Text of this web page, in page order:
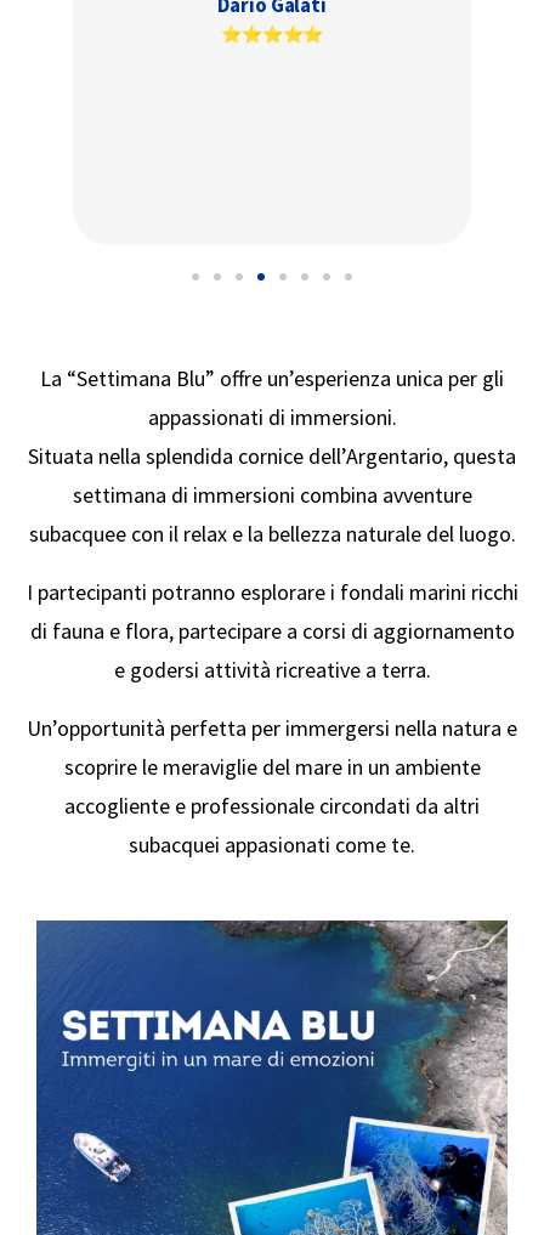
l'escursione. Un'attività che mi tenta
davvero per una futura escursione. Tutto
La “Settimana Blu” offre un’esperienza unica per gli
appassionati di immersioni.
Situata nella splendida cornice dell’Argentario, questa
settimana di immersioni combina avventure
subacquee con il relax e la bellezza naturale del luogo.
I partecipanti potranno esplorare i fondali marini ricchi
di fauna e flora, partecipare a corsi di aggiornamento
e godersi attività ricreative a terra.
Un’opportunità perfetta per immergersi nella natura e
scoprire le meraviglie del mare in un ambiente
accogliente e professionale circondati da altri
subacquei appasionati come te.